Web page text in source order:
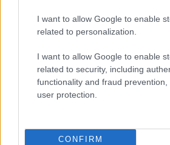
I want to allow Google to enable
related to personalization.
I want to allow Google to enable
related to security, including
functionality and fraud
user protection.
CONFIRM